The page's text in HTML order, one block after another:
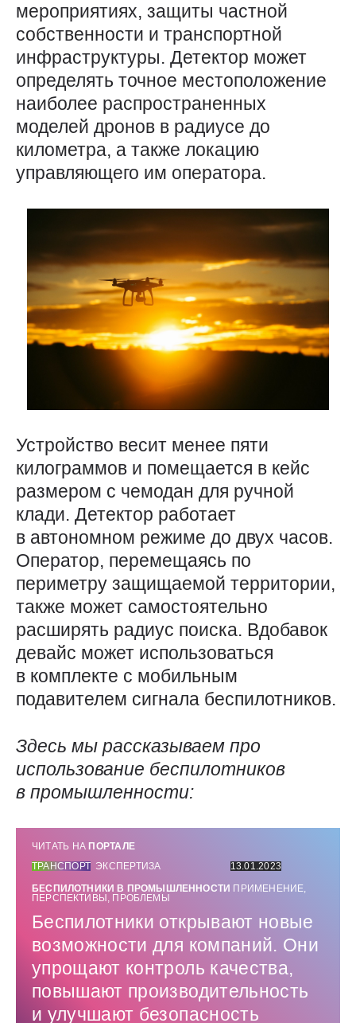
мероприятиях, защиты частной
собственности и транспортной
инфраструктуры. Детектор может
определять точное местоположение
наиболее распространенных
моделей дронов в радиусе до
километра, а также локацию
управляющего им оператора.
Устройство весит менее пяти
килограммов и помещается в кейс
размером с чемодан для ручной
клади. Детектор работает
в автономном режиме до двух часов.
Оператор, перемещаясь по
периметру защищаемой территории,
также может самостоятельно
расширять радиус поиска. Вдобавок
девайс может использоваться
в комплекте с мобильным
подавителем сигнала беспилотников.
Здесь мы рассказываем про
использование беспилотников
в промышленности:
ЧИТАТЬ НА ПОРТАЛЕ
ТРАНСПОРТ ЭКСПЕРТИЗА
13.01.2023
БЕСПИЛОТНИКИ В ПРОМЫШЛЕННОСТИ ПРИМЕНЕНИЕ,
ПЕРСПЕКТИВЫ, ПРОБЛЕМЫ
Беспилотники открывают новые
возможности для компаний. Они
упрощают контроль качества,
повышают производительность
и улучшают безопасность